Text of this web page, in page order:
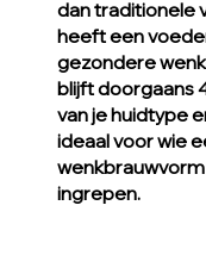
dan traditionele
heeft een
gezondere
blijft doorgaans
van je huidtype
ideaal voor wie
ingrepen.